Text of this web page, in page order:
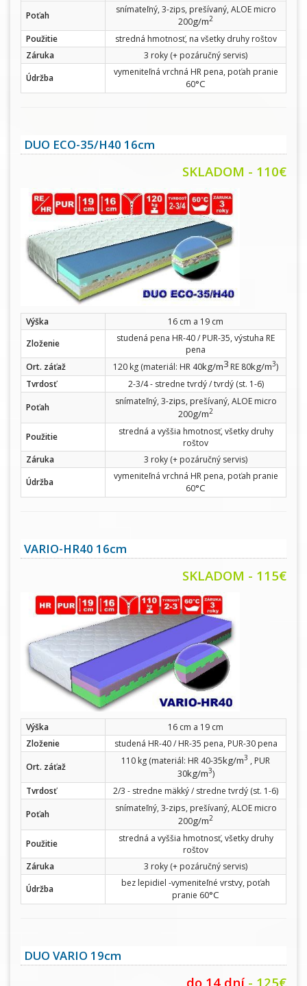
Poťah
snímateľný, 3-zips, prešívaný, ALOE micro
200g/m2
Použitie
stredná hmotnosť, na všetky druhy roštov
Záruka
3 roky (+ pozáručný servis)
Údržba
vymeniteľná vrchná HR pena, poťah pranie
60°C
DUO ECO-35/H40 16cm
SKLADOM - 110€
Výška
16 cm a 19 cm
Zloženie
studená pena HR-40 / PUR-35, výstuha RE
pena
Ort. záťaž
120 kg (materiál: HR 40kg/m3 RE 80kg/m3)
Tvrdosť
2-3/4 - stredne tvrdý / tvrdý (st. 1-6)
Poťah
snímateľný, 3-zips, prešívaný, ALOE micro
200g/m2
Použitie
stredná a vyššia hmotnosť, všetky druhy
roštov
Záruka
3 roky (+ pozáručný servis)
Údržba
vymeniteľná vrchná HR pena, poťah pranie
60°C
VARIO-HR40 16cm
SKLADOM - 115€
Výška
16 cm a 19 cm
Zloženie
studená HR-40 / HR-35 pena, PUR-30 pena
Ort. záťaž
110 kg (materiál: HR 40-35kg/m3 , PUR
30kg/m3)
Tvrdosť
2/3 - stredne mäkký / stredne tvrdý (st. 1-6)
Poťah
snímateľný, 3-zips, prešívaný, ALOE micro
200g/m2
Použitie
stredná a vyššia hmotnosť, všetky druhy
roštov
Záruka
3 roky (+ pozáručný servis)
Údržba
bez lepidiel -vymeniteľné vrstvy, poťah
pranie 60°C
DUO VARIO 19cm
do 14 dní - 125€